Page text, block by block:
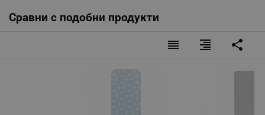
Сравни с подобни продукти
reorder format_align_right share